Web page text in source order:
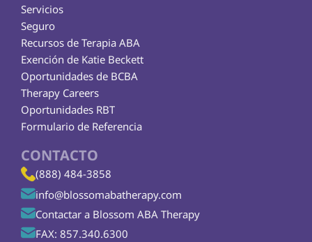
Servicios
Seguro
Exención de Katie Beckett
Recursos de Terapia ABA
Therapy Careers
Oportunidades de BCBA
Oportunidades RBT
Formulario de Referencia
CONTACTO
(888) 484-3858
info@blossomabatherapy.com
Contactar a Blossom ABA Therapy
FAX: 857.340.6300